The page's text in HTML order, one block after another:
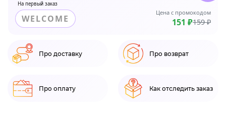
На первый заказ
WELCOME
Цена с промокодом
151 ₽159 ₽
Про доставку Про возврат
Про оплату Как отследить заказ